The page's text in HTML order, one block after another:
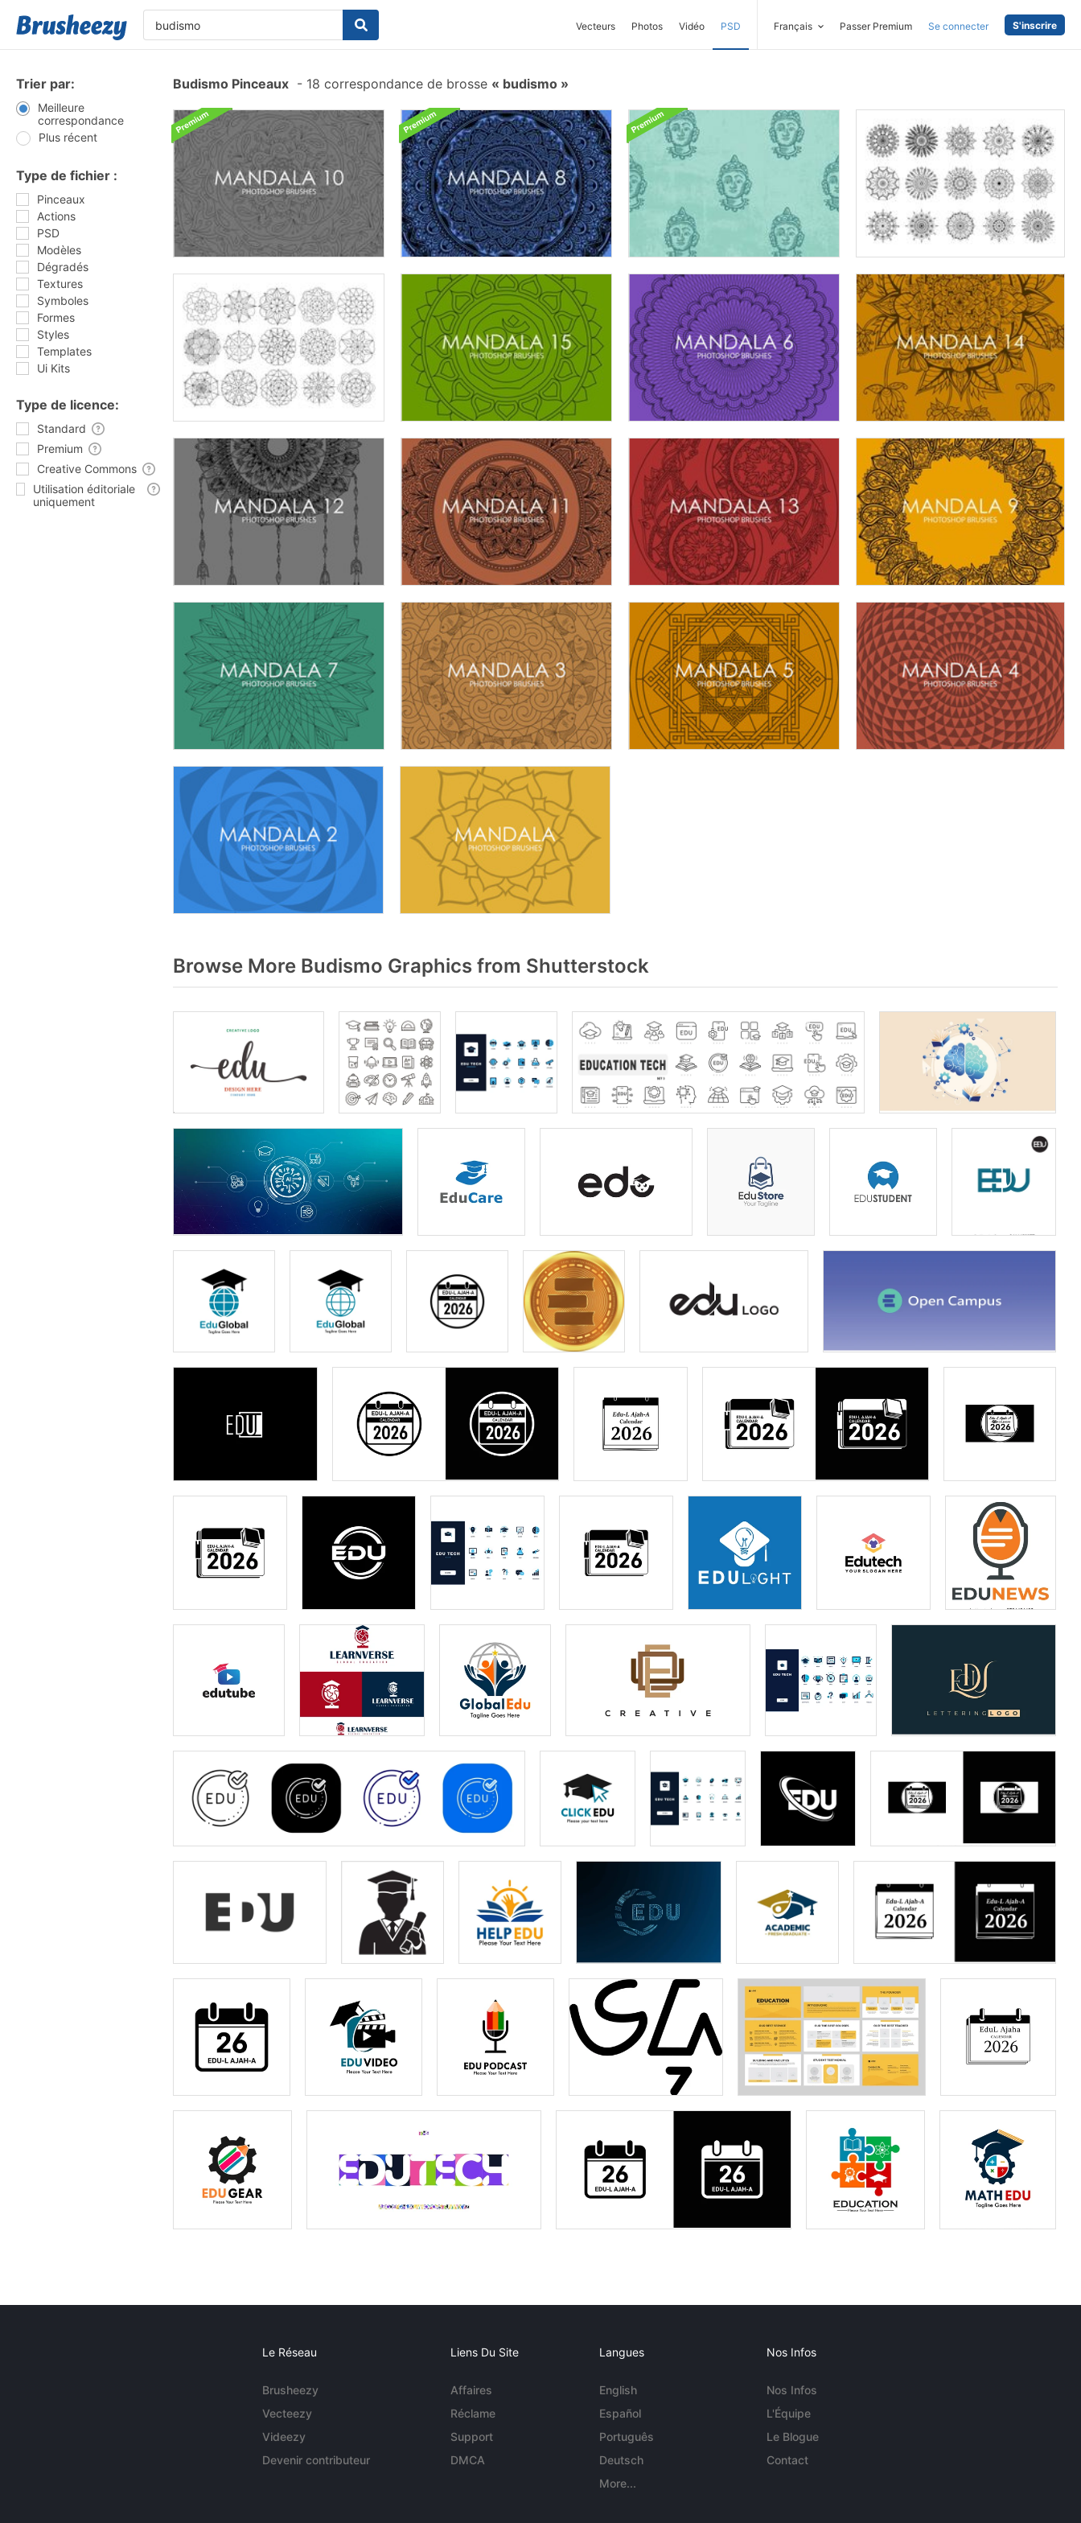
Vecteurs Photos Vidéo PSD Français Passer Premium Se connecter S'inscrire
Trier par:
Meilleure
correspondance
Plus récent
Type de fichier :
Pinceaux
Actions
PSD
Modèles
Dégradés
Textures
Symboles
Formes
Styles
Templates
Ui Kits
Type de licence:
Standard
Premium
Creative Commons
Utilisation éditoriale
uniquement
Budismo Pinceaux - 18 correspondance de brosse budismo
Browse More Budismo Graphics from Shutterstock
Le Réseau
Brusheezy
Vecteezy
Videezy
Devenir contributeur
Liens Du Site
Affaires
Réclame
Support
DMCA
Langues
English
Español
Português
Deutsch
More...
Nos Infos
Nos Infos
L'Équipe
Le Blogue
Contact